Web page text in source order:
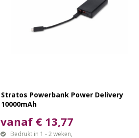
Stratos Powerbank Power Delivery
10000mAh
vanaf € 13,77
Bedrukt in 1 - 2 weken,